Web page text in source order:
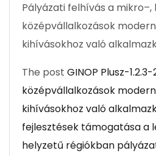
Pályázati felhívás a mikro–,
középvállalkozások
kihívásokhoz való
The post GINOP Plusz-
középvállalkozások
kihívásokhoz való
fejlesztések támogatása a
helyzetű régiókban